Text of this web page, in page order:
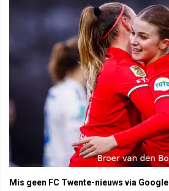
Mis geen FC Twente-nieuws via Google